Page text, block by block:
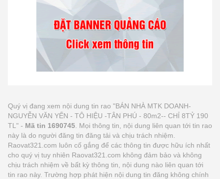
Quý vị đang xem nội dung tin rao "BÁN NHÀ MTK DOANH-
NGUYỄN VĂN YẾN - TÔ HIỆU -TÂN PHÚ - 80m2-- CHỈ 8TỶ 190
TL" - Mã tin 1690745 . Mọi thông tin, nội dung liên quan tới tin rao
này là do người đăng tin đăng tải và chịu trách nhiệm.
Raovat321.com luôn cố gắng để các thông tin được hữu ích nhất
cho quý vị tuy nhiên Raovat321.com không đảm bảo và không
chịu trách nhiệm về bất kỳ thông tin, nội dung nào liên quan tới
tin rao này. Trường hợp phát hiện nội dung tin đăng không chính